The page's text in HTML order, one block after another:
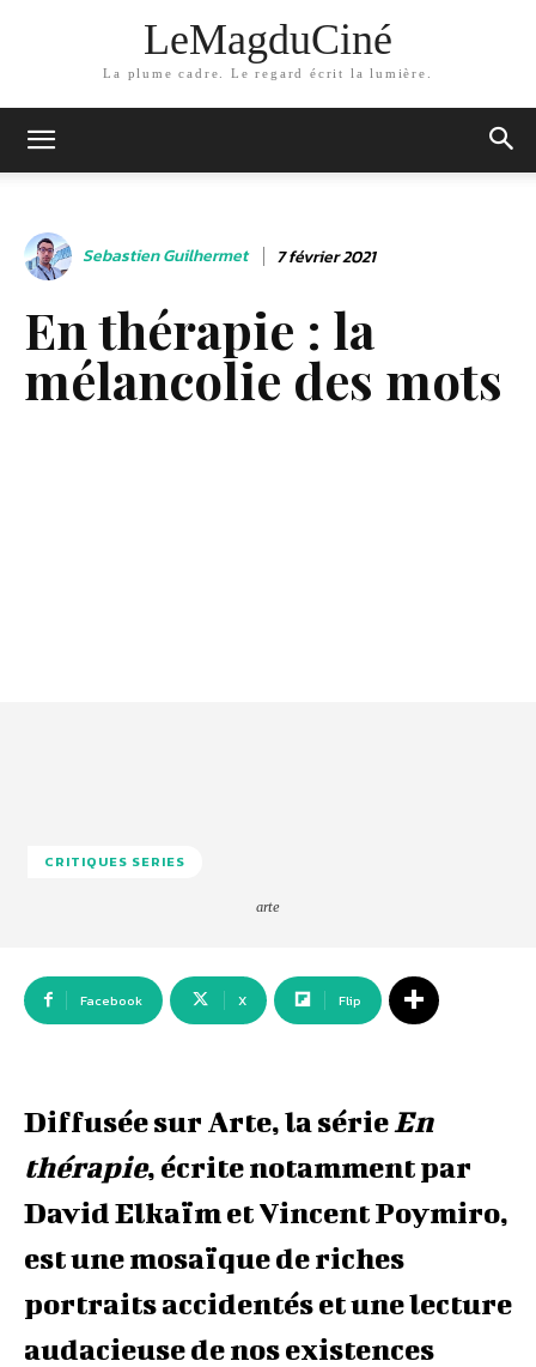
LeMagduCiné
La plume cadre. Le regard écrit la lumière.
Sebastien Guilhermet 7 février 2021
En thérapie : la
mélancolie des mots
CRITIQUES SERIES
arte
Facebook X Flip
Diffusée sur Arte, la sérieEn
thérapie, écrite notamment par
David Elkaïm et Vincent Poymiro,
est une mosaïque de riches
portraits accidentés et une lecture
audacieuse de nos existences